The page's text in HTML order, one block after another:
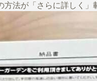
法が「さらに詳しく